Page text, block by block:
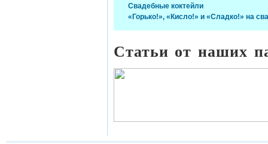
Свадебные коктейли
«Горько!», «Кисло!» и «Сладко!» на
Статьи от наших